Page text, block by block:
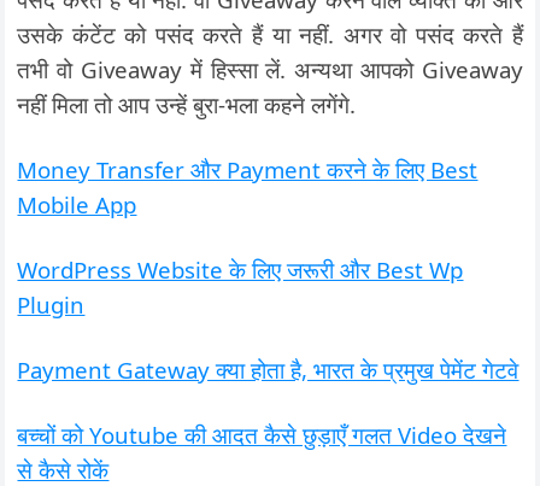
उसके कंटेंट को पसंद करते हैं या नहीं. अगर वो पसंद करते हैं
तभी वो Giveaway में हिस्सा लें. अन्यथा आपको Giveaway
नहीं मिला तो आप उन्हें बुरा-भला कहने लगेंगे.
Money Transfer और Payment करने के लिए Best
Mobile App
WordPress Website के लिए जरूरी और Best Wp
Plugin
Payment Gateway क्या होता है, भारत के प्रमुख पेमेंट गेटवे
बच्चों को Youtube की आदत कैसे छुड़ाएँ गलत Video देखने
से कैसे रोकें